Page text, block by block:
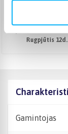
Rugpjūtis
Rugpjūtis
Gamintojas